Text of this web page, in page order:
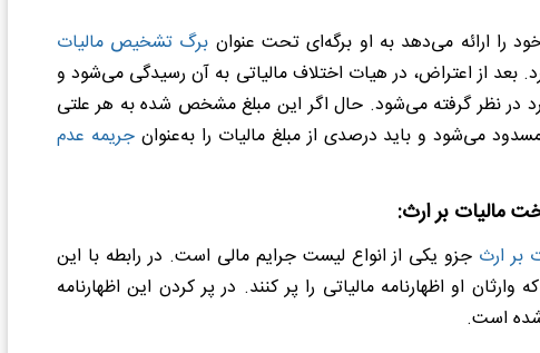
را ارائه می‌دهد به او برگه‌ای تحت عنوان برگ تشخیص مالیات
اعتراض کرد. بعد از اعتراض، در هیات اختلاف مالیاتی به آن رسیدگی می‌شود و
در نظر گرفته می‌شود. حال اگر این مبلغ مشخص شده به هر علتی
می‌شود و باید درصدی از مبلغ مالیات را به‌عنوانجریمه عدم
مالیات بر ارث:
بر ارث جزو یکی از انواع لیست جرایم مالی است. در رابطه با این
او اظهارنامه مالیاتی را پر کنند. در پر کردن این اظهارنامه
شده است.